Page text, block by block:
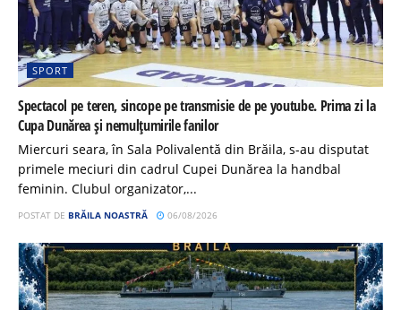
SPORT
Spectacol pe teren, sincope pe transmisie de pe youtube. Prima zi la
Cupa Dunărea și nemulțumirile fanilor
Miercuri seara, în Sala Polivalentă din Brăila, s-au disputat
primele meciuri din cadrul Cupei Dunărea la handbal
feminin. Clubul organizator,...
POSTAT DE BRĂILA NOASTRĂ 06/08/2026